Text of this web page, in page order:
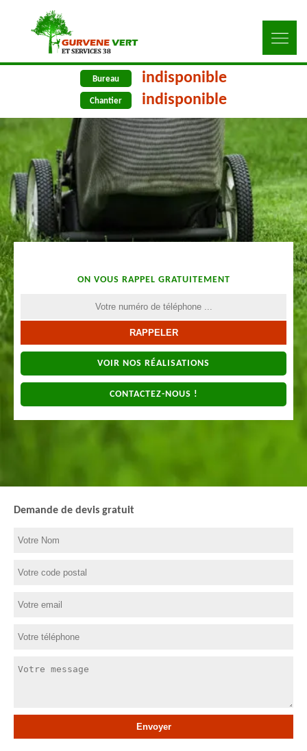
Bureau indisponible
Chantier indisponible
ON VOUS RAPPEL GRATUITEMENT
VOIR NOS RÉALISATIONS
CONTACTEZ-NOUS !
Demande de devis gratuit